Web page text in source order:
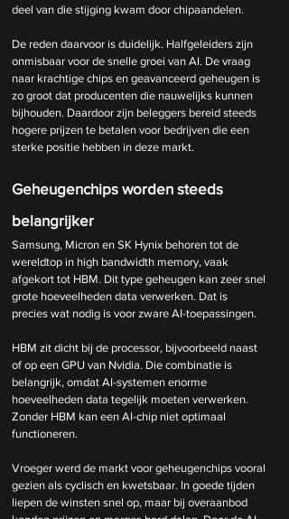
deel van die stijging kwam door chipaandelen.
De reden daarvoor is duidelijk. Halfgeleiders zijn
onmisbaar voor de snelle groei van AI. De vraag
naar krachtige chips en geavanceerd geheugen is
zo groot dat producenten die nauwelijks kunnen
bijhouden. Daardoor zijn beleggers bereid steeds
hogere prijzen te betalen voor bedrijven die een
sterke positie hebben in deze markt.
Geheugenchips worden steeds
belangrijker
Samsung, Micron en SK Hynix behoren tot de
wereldtop in high bandwidth memory, vaak
afgekort tot HBM. Dit type geheugen kan zeer snel
grote hoeveelheden data verwerken. Dat is
precies wat nodig is voor zware AI-toepassingen.
HBM zit dicht bij de processor, bijvoorbeeld naast
of op een GPU van Nvidia. Die combinatie is
belangrijk, omdat AI-systemen enorme
hoeveelheden data tegelijk moeten verwerken.
Zonder HBM kan een AI-chip niet optimaal
functioneren.
Vroeger werd de markt voor geheugenchips vooral
gezien als cyclisch en kwetsbaar. In goede tijden
liepen de winsten snel op, maar bij overaanbod